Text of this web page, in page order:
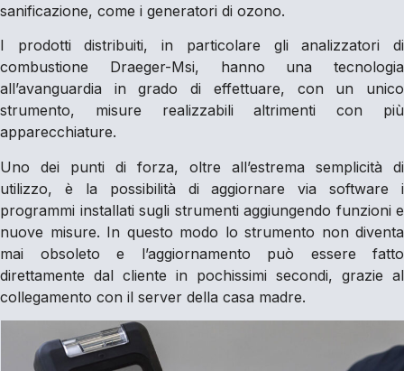
sanificazione, come i generatori di ozono.
I prodotti distribuiti, in particolare gli analizzatori di
combustione Draeger-Msi, hanno una tecnologia
all’avanguardia in grado di effettuare, con un unico
strumento, misure realizzabili altrimenti con più
apparecchiature.
Uno dei punti di forza, oltre all’estrema semplicità di
utilizzo, è la possibilità di aggiornare via software i
programmi installati sugli strumenti aggiungendo funzioni e
nuove misure. In questo modo lo strumento non diventa
mai obsoleto e l’aggiornamento può essere fatto
direttamente dal cliente in pochissimi secondi, grazie al
collegamento con il server della casa madre.